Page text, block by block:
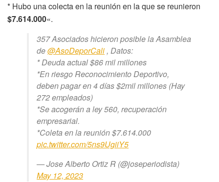
* Hubo una colecta en la reunión en la que se reunieron
$7.614.000«.
357 Asociados hicieron posible la Asamblea
de@AsoDeporCali, Datos:
* Deuda actual $86 mil millones
*En riesgo Reconocimiento Deportivo,
deben pagar en 4 días $2mil millones (Hay
272 empleados)
*Se acogerán a ley 560, recuperación
empresarial.
*Coleta en la reunión $7.614.000
pic.twitter.com/5ns9UgiiY5
— Jose Alberto Ortiz R (@joseperiodista)
May 12, 2023